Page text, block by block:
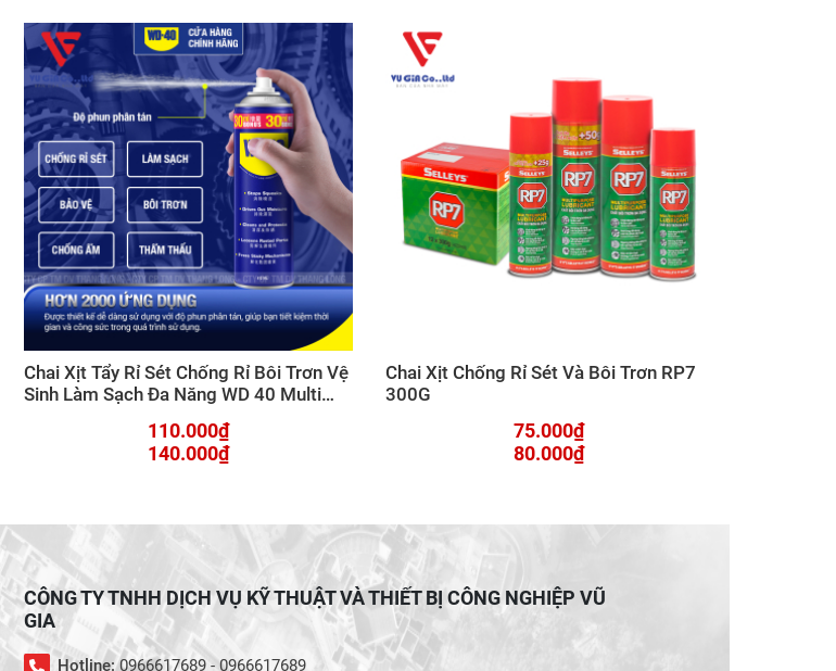
Chai Xịt Tẩy Rỉ Sét Chống Rỉ Bôi Trơn Vệ
Sinh Làm Sạch Đa Năng WD 40 Multi
110.000₫
140.000₫
Chai Xịt Chống Rỉ Sét Và Bôi Trơn RP7
300G
75.000₫
80.000₫
CÔNG TY TNHH DỊCH VỤ KỸ THUẬT VÀ THIẾT BỊ CÔNG NGHIỆP VŨ
GIA
Hotline:0966617689 - 0966617689